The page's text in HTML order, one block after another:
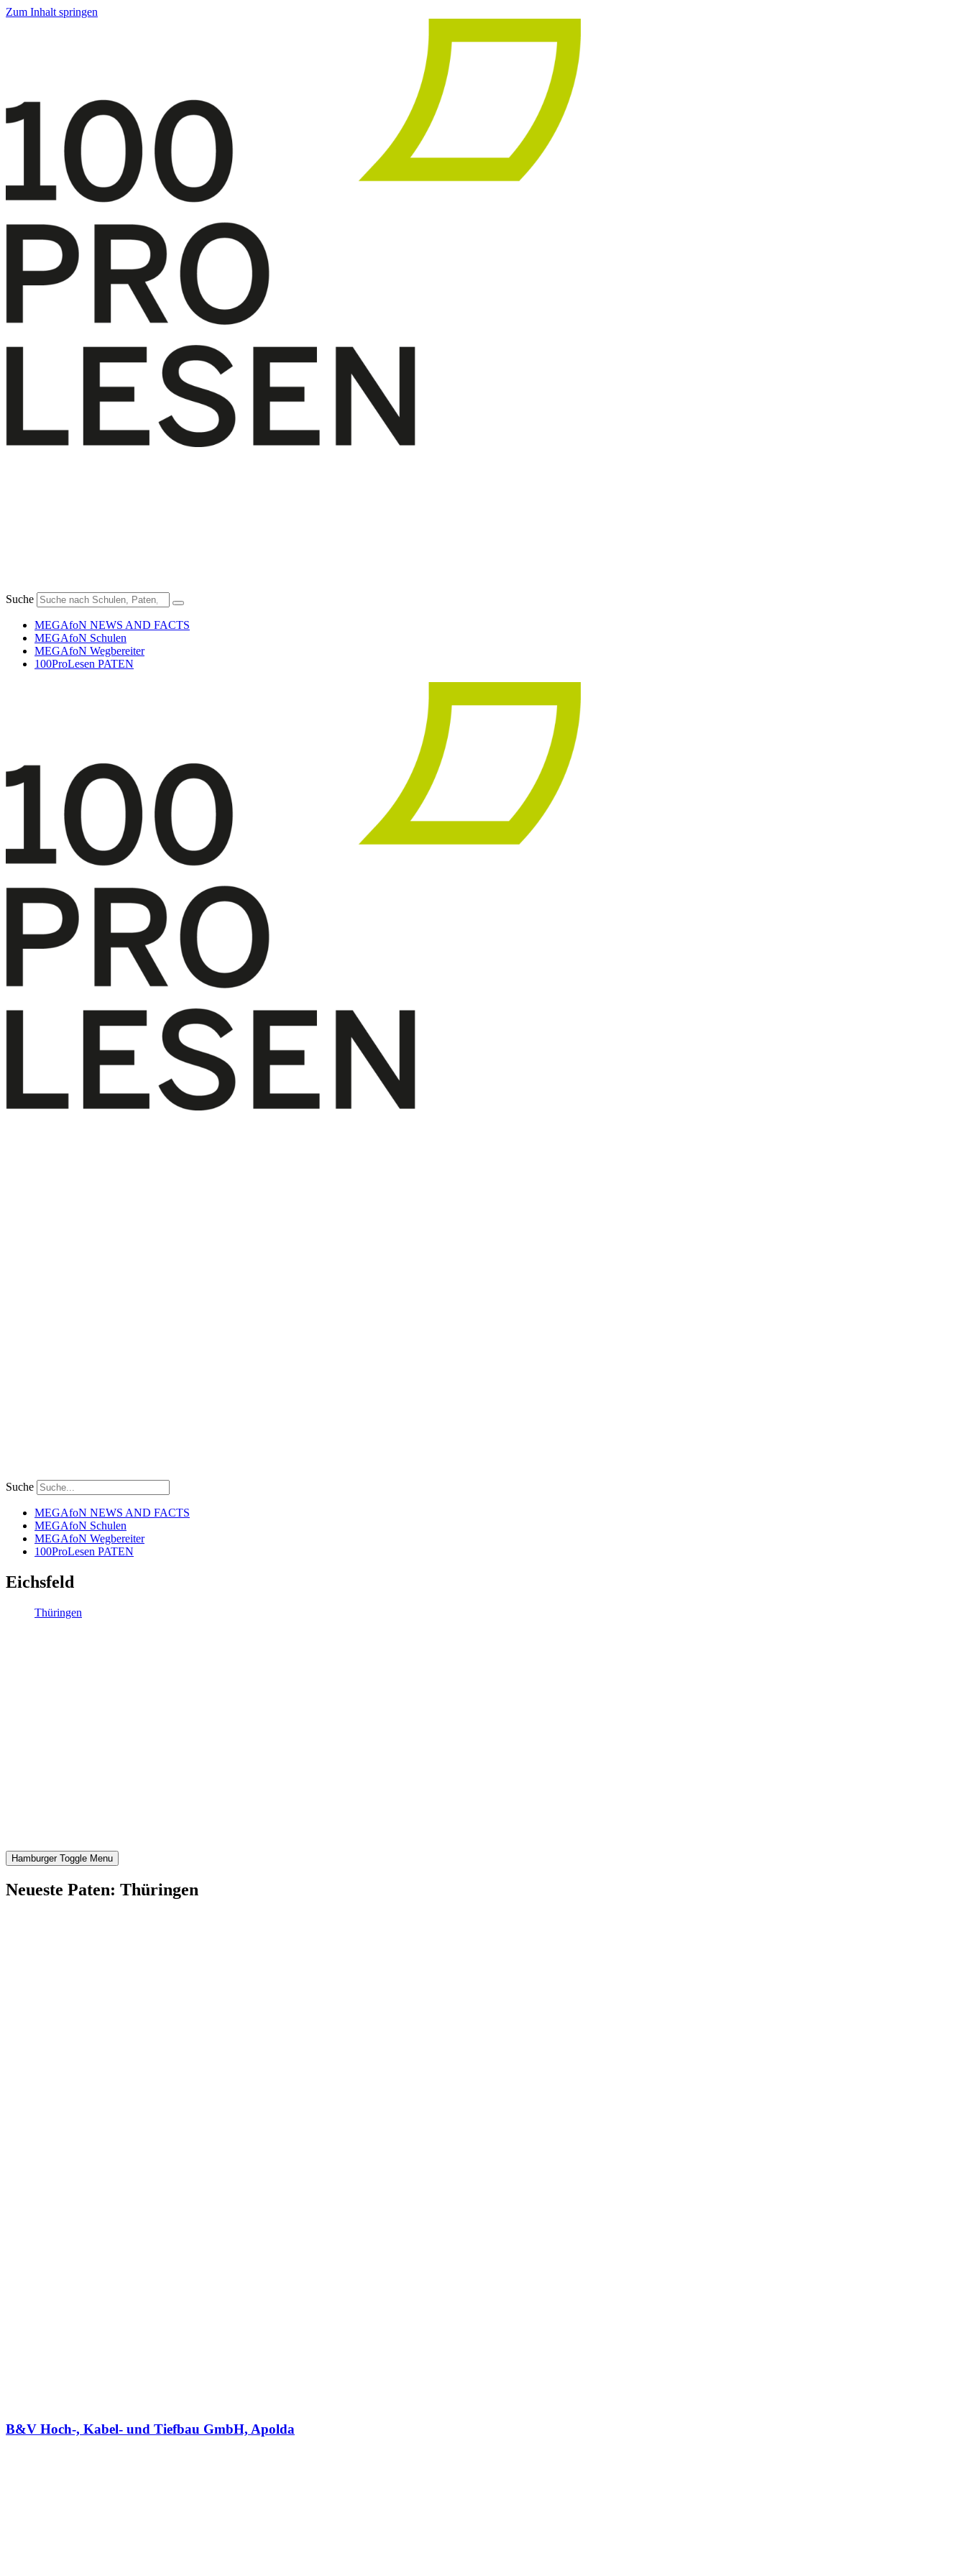
Zum Inhalt springen
Suche
MEGAfoN NEWS AND FACTS
MEGAfoN Schulen
MEGAfoN Wegbereiter
100ProLesen PATEN
Suche
MEGAfoN NEWS AND FACTS
MEGAfoN Schulen
MEGAfoN Wegbereiter
100ProLesen PATEN
Eichsfeld
Thüringen
Hamburger Toggle Menu
Neueste Paten: Thüringen
B&V Hoch-, Kabel- und Tiefbau GmbH, Apolda